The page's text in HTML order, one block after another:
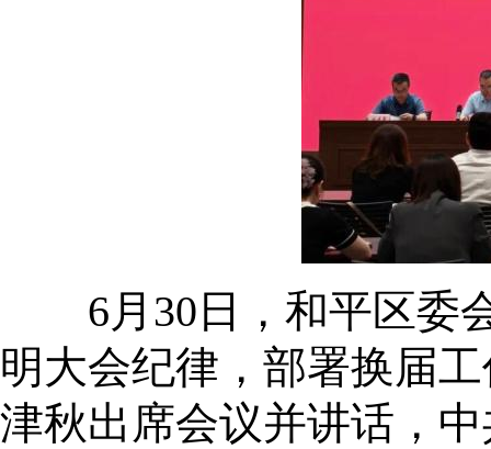
6月30日，和平区委会
明大会纪律，部署换届
津秋出席会议并讲话，